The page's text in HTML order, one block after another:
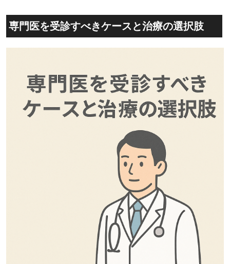
専門医を受診すべきケースと治療の選択肢